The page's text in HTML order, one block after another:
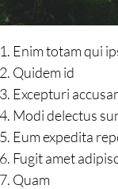
Enim totam qui
Quidem id
Excepturi
Modi delectus
Eum expedita
Fugit amet
Quam